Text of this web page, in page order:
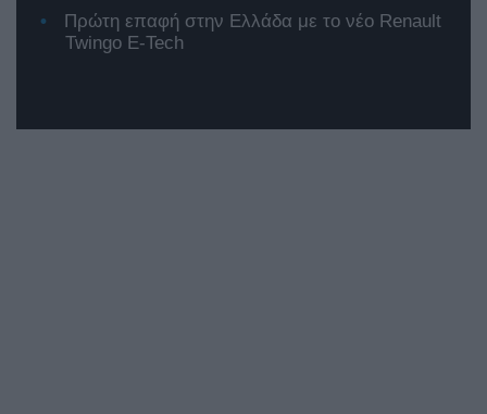
Πρώτη επαφή στην Ελλάδα με το νέο Renault
Twingo E-Tech